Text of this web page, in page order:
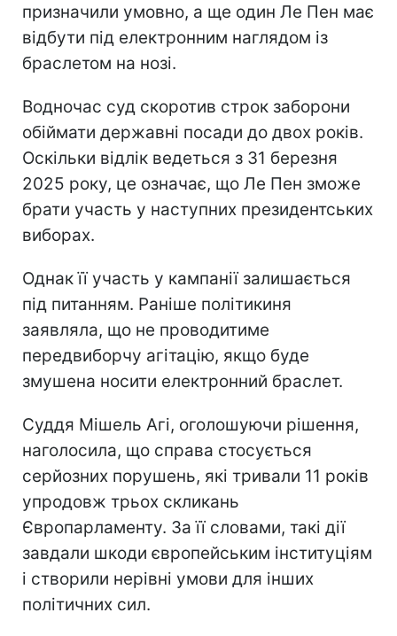
призначили умовно, а ще один Ле Пен має
відбути під електронним наглядом із
браслетом на нозі.
Водночас суд скоротив строк заборони
обіймати державні посади до двох років.
Оскільки відлік ведеться з 31 березня
2025 року, це означає, що Ле Пен зможе
брати участь у наступних президентських
виборах.
Однак її участь у кампанії залишається
під питанням. Раніше політикиня
заявляла, що не проводитиме
передвиборчу агітацію, якщо буде
змушена носити електронний браслет.
Суддя Мішель Агі, оголошуючи рішення,
наголосила, що справа стосується
серйозних порушень, які тривали 11 років
упродовж трьох скликань
Європарламенту. За її словами, такі дії
завдали шкоди європейським інституціям
і створили нерівні умови для інших
політичних сил.